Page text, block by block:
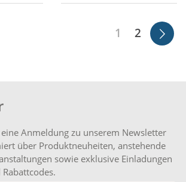
1 2
Anmeldung zu unserem Newsletter
über Produktneuheiten, anstehende
sowie exklusive Einladungen